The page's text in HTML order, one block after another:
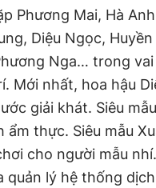
Phương Mai, Hà
Diệu Ngọc,
Nga… trong
Mới nhất, hoa hậu
giải khát. Siêu
thực. Siêu mẫu
cho người mẫu
quản lý hệ thống